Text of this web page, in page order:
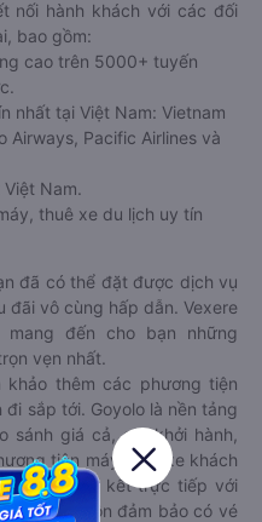
nối hành khách với các đối
bao gồm:
cao trên 5000+ tuyến
nhất tại Việt Nam: Vietnam
Airways, Pacific Airlines và
Nam.
thuê xe du lịch uy tín
đã có thể đặt được dịch vụ
đãi vô cùng hấp dẫn. Vexere
đến cho bạn những
vẹn nhất.
thêm các phương tiện
đi sắp tới. Goyolo là nền tảng
giá cả, giờ khởi hành,
tiện máy bay, xe khách
được liên kết trực tiếp với
hoả, luôn đảm bảo có vé